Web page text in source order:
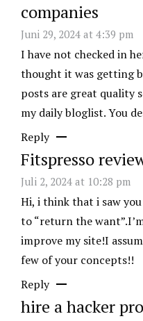
companies
Juni 29, 2024 at 4:39 pm
I have not checked in
thought it was getting
posts are great quality
my daily bloglist. You
Reply
Fitspresso
Juli 2, 2024 at 10:28 pm
Hi, i think that i saw
to “return the
improve my site!I
few of your concepts!!
Reply
hire a hacker pro